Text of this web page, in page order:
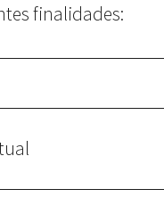
finalidades: